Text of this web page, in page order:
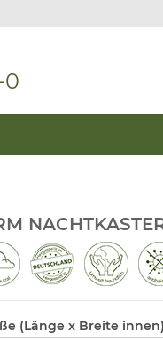
0
(Länge x Breite innen)